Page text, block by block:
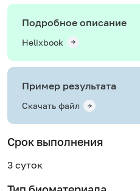
Подробное описание
Helixbook
Пример результата
Скачать файл
Срок выполнения
3 суток